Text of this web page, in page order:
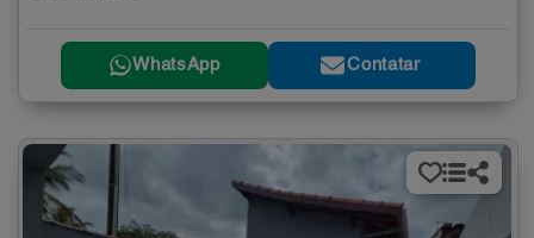
WhatsApp Contatar